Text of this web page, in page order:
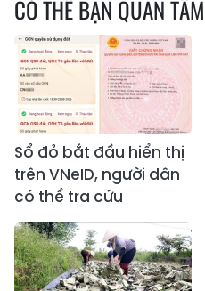
CÓ THỂ BẠN QUAN TÂM
Sổ đỏ bắt đầu hiển thị
trên VNeID, người dân
có thể tra cứu